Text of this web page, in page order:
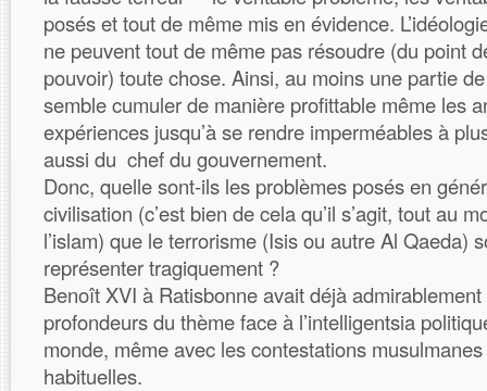
posés et tout de même mis en évidence.
ne peuvent tout de même pas résoudre (du point
pouvoir) toute chose. Ainsi, au moins une partie
semble cumuler de manière profittable même les
expériences jusqu’à se rendre imperméables à
aussi du chef du gouvernement.
Donc, quelle sont-ils les problèmes posés en
civilisation (c’est bien de cela qu’il s’agit, tout au
l’islam) que le terrorisme (Isis ou autre Al Qaeda)
représenter tragiquement ?
Benoît XVI à Ratisbonne avait déjà
profondeurs du thème face à l’intelligentsia
monde, même avec les contestations
habituelles.